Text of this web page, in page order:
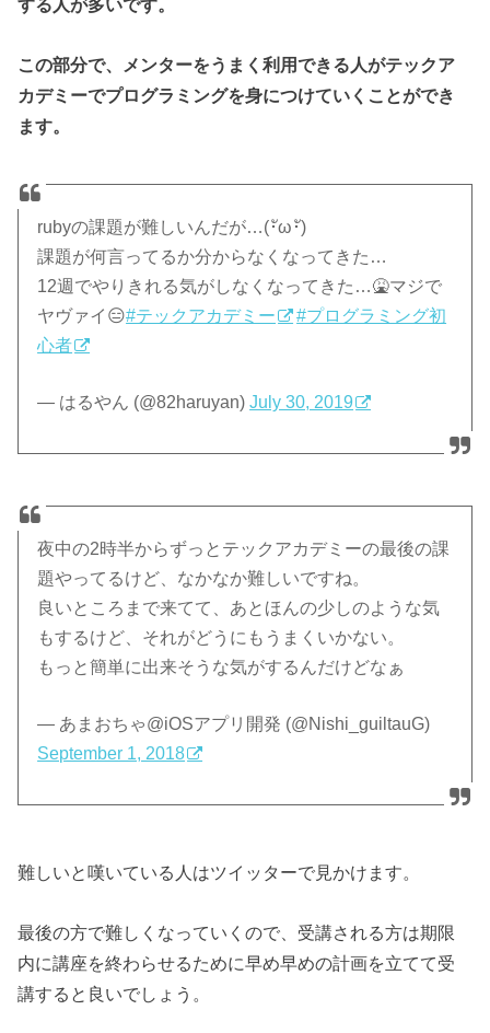
する人が多いです。
この部分で、メンターをうまく利用できる人がテックア
カデミーでプログラミングを身につけていくことができ
ます。
rubyの課題が難しいんだが…(･ัω･ั)
課題が何言ってるか分からなくなってきた…
12週でやりきれる気がしなくなってきた…🤮マジで
ヤヴァイ😑#テックアカデミー
#プログラミング初
心者
— はるやん (@82haruyan)July 30, 2019
夜中の2時半からずっとテックアカデミーの最後の課
題やってるけど、なかなか難しいですね。
良いところまで来てて、あとほんの少しのような気
もするけど、それがどうにもうまくいかない。
もっと簡単に出来そうな気がするんだけどなぁ
— あまおちゃ@iOSアプリ開発 (@Nishi_guiltauG)
September 1, 2018
難しいと嘆いている人はツイッターで見かけます。
最後の方で難しくなっていくので、受講される方は期限
内に講座を終わらせるために早め早めの計画を立てて受
講すると良いでしょう。